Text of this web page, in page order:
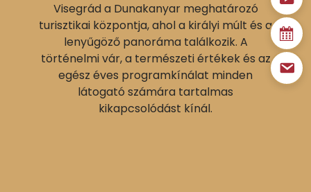
Visegrád a Dunakanyar meghatározó
turisztikai központja, ahol a királyi múlt és a
lenyűgöző panoráma találkozik. A
történelmi vár, a természeti értékek és az
egész éves programkínálat minden
látogató számára tartalmas
kikapcsolódást kínál.